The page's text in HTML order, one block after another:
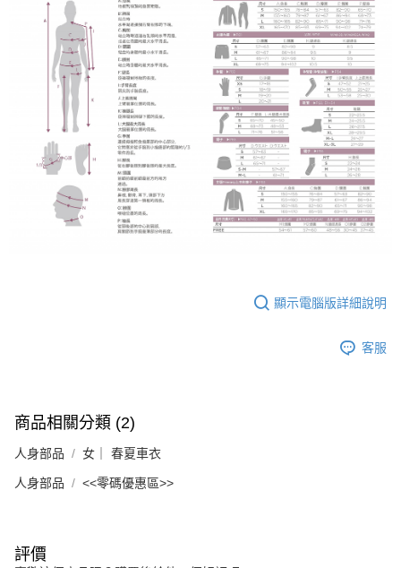
顯示電腦版詳細說明
客服
商品相關分類 (2)
人身部品 女｜ 春夏車衣
人身部品 <<零碼優惠區>>
評價